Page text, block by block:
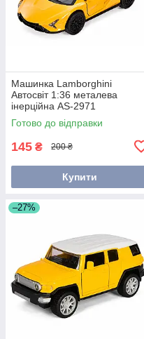
Машинка Lamborghini
Автосвіт 1:36 металева
інерційна AS-2971
Готово до відправки
145 ₴ 200 ₴
Купити
–27%